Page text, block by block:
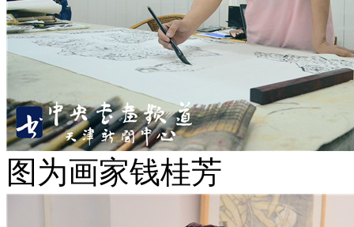
图为画家钱桂芳